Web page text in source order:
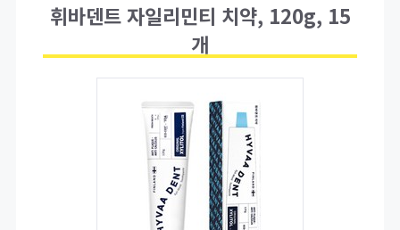
휘바덴트 자일리민티 치약, 120g, 15
개